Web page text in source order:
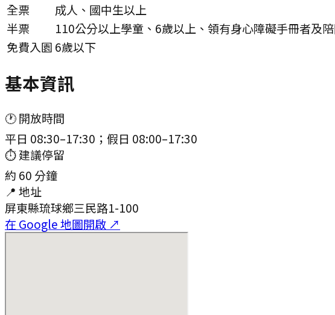
全票
成人、國中生以上
半票
110公分以上學童、6歲以上、領有身心障礙手冊者及
免費入園 6歲以下
基本資訊
🕐 開放時間
平日 08:30–17:30；假日 08:00–17:30
⏱ 建議停留
約 60 分鐘
📍 地址
屏東縣琉球鄉三民路1-100
在 Google 地圖開啟 ↗